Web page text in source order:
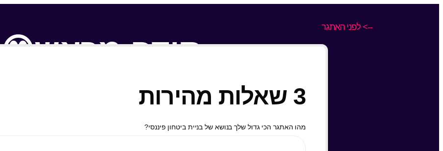
--> לפני האתגר
תודה מראש😊
3 שאלות מהירות
מהו האתגר הכי גדול שלך בנושא של בניית ביטחון פיננסי?